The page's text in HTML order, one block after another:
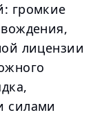
громкие
лицензии
силами